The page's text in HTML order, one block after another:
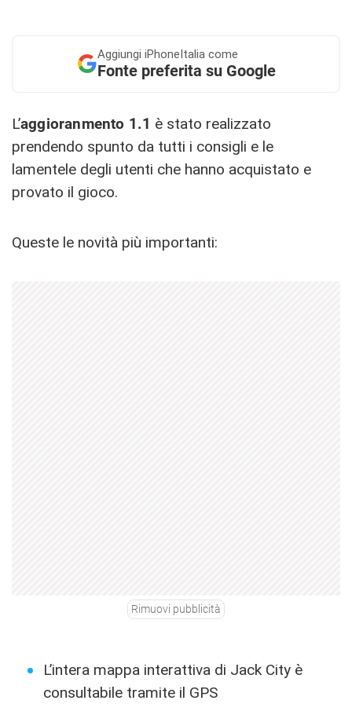
Aggiungi iPhoneItalia come
Fonte preferita su Google
L’aggioranmento 1.1 è stato realizzato
prendendo spunto da tutti i consigli e le
lamentele degli utenti che hanno acquistato e
provato il gioco.
Queste le novità più importanti:
Rimuovi pubblicità
L’intera mappa interattiva di Jack City è
consultabile tramite il GPS